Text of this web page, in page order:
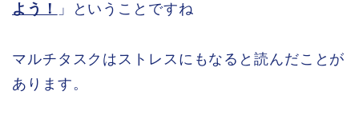
よう！
」ということですね
マルチタスクはストレスにもなると読んだことが
あります。